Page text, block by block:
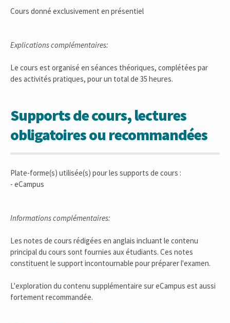
Cours donné exclusivement en présentiel
Explications complémentaires:
Le cours est organisé en séances théoriques, complétées par
des activités pratiques, pour un total de 35 heures.
Supports de cours, lectures
obligatoires ou recommandées
Plate-forme(s) utilisée(s) pour les supports de cours :
- eCampus
Informations complémentaires:
Les notes de cours rédigées en anglais incluant le contenu
principal du cours sont fournies aux étudiants. Ces notes
constituent le support incontournable pour préparer l'examen.
L'exploration du contenu supplémentaire sur eCampus est aussi
fortement recommandée.